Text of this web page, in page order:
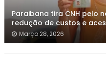
Paraibana tira CNH pelo
redução de custos e
Março 28, 2026